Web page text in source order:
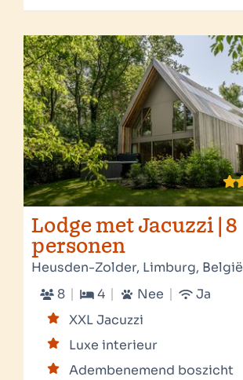
Lodge met Jacuzzi | 8
personen
Heusden-Zolder, Limburg, België
8
4 Nee
Ja
XXL Jacuzzi
Luxe interieur
Adembenemend boszicht